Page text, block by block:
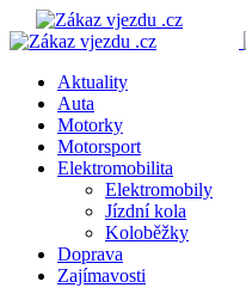
Aktuality
Auta
Motorky
Motorsport
Elektromobilita
Elektromobily
Jízdní kola
Koloběžky
Doprava
Zajímavosti